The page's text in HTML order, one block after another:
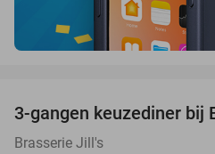
3-gangen keuzediner bij
Brasserie Jill's